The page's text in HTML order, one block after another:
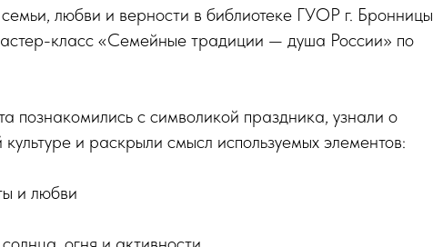
любви и верности в библиотеке ГУОР г. Бронницы
класс «Семейные традиции — душа России» по
познакомились с символикой праздника, узнали о
и раскрыли смысл используемых элементов:
и любви